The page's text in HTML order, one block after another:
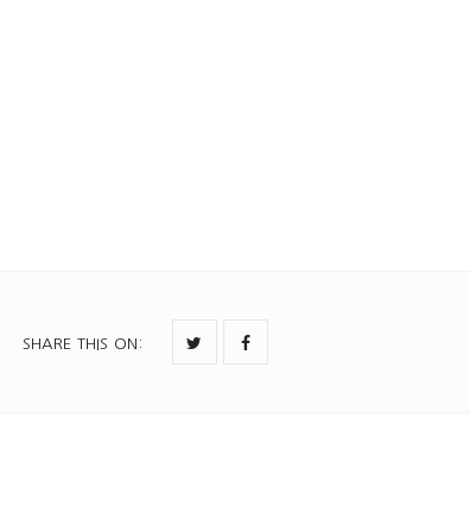
SHARE THIS ON :